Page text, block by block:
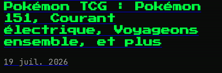
Pokémon TCG : Pokémon
151, Courant
électrique, Voyageons
ensemble, et plus
19 juil. 2026